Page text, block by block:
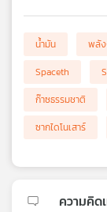
น้ำมัน พลั
Spaceth
ก๊าซธรรมชาติ
ซากไดโนเสาร์
ความคิด